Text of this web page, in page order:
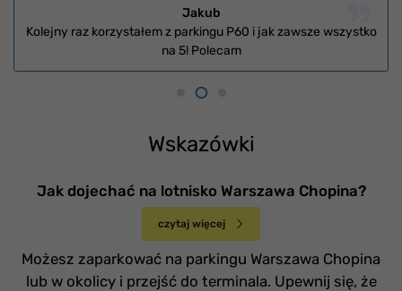
Jakub
Kolejny raz korzystałem z parkingu P60 i jak zawsze wszystko
na 5! Polecam
Wskazówki
Jak dojechać na lotnisko Warszawa Chopina?
czytaj więcej
Możesz zaparkować na parkingu Warszawa Chopina
lub w okolicy i przejść do terminala. Upewnij się, że